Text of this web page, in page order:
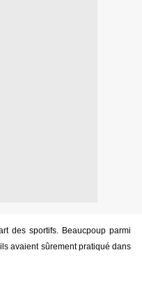
des sportifs. Beaucpoup parmi
avaient sûrement pratiqué dans